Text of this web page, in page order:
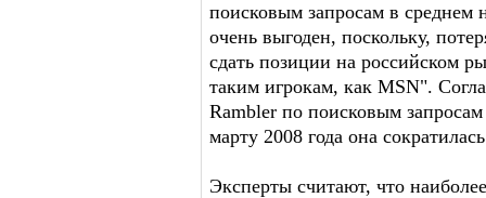
поисковым запросам в среднем
очень выгоден, поскольку,
сдать позиции на российском
таким игрокам, как MSN".
Rambler по поисковым запросам
марту 2008 года она
Эксперты считают, что